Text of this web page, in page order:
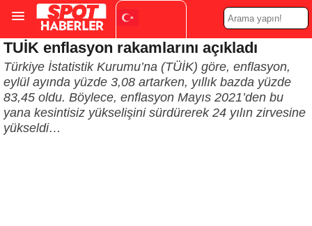
Turkish ▼
TUİK enflasyon rakamlarını açıkladı
Türkiye İstatistik Kurumu’na (TÜİK) göre, enflasyon,
eylül ayında yüzde 3,08 artarken, yıllık bazda yüzde
83,45 oldu. Böylece, enflasyon Mayıs 2021’den bu
yana kesintisiz yükselişini sürdürerek 24 yılın zirvesine
yükseldi…